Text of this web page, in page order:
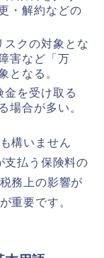
・解約などの
スクの対象とな
害など「万
となる。
金を受け取る
場合が多い。
構いません
支払う保険料の
務上の影響が
重要です。